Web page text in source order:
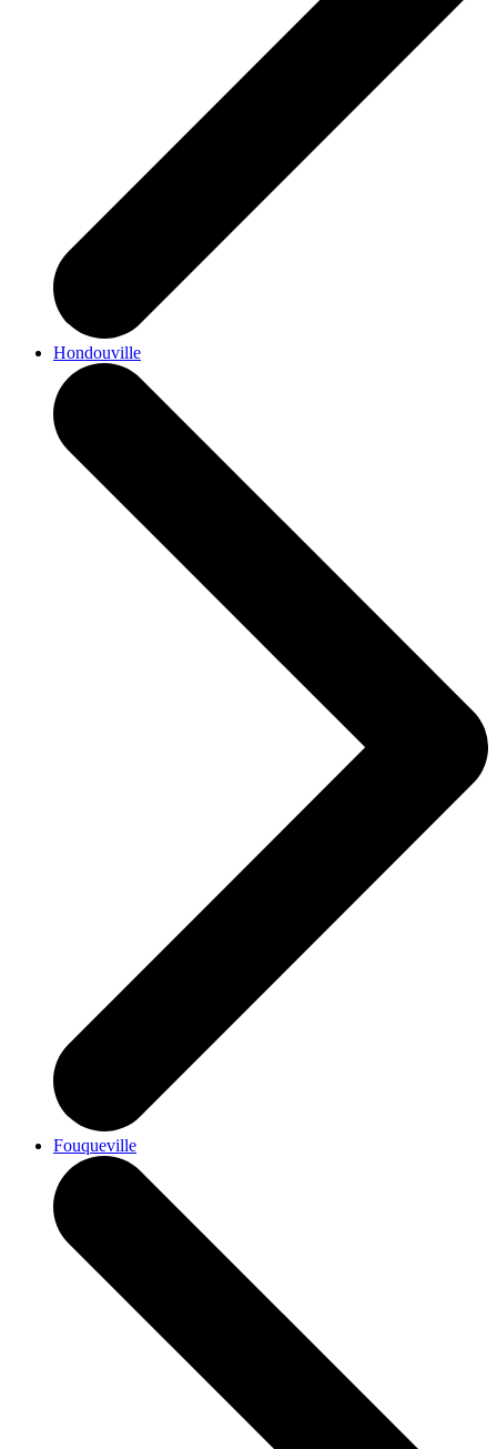
Hondouville
Fouqueville